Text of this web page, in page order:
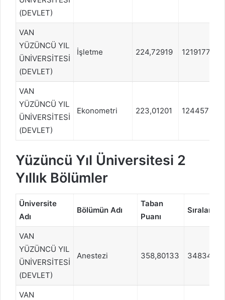
(DEVLET)
VAN
YÜZÜNCÜ YIL
ÜNİVERSİTESİ
(DEVLET)
İşletme 224,72919 1219177
VAN
YÜZÜNCÜ YIL
ÜNİVERSİTESİ
(DEVLET)
Ekonometri 223,01201 1244578
Yüzüncü Yıl Üniversitesi 2
Yıllık Bölümler
Üniversite
Adı
Bölümün Adı
Taban
Puanı
Sıralama
VAN
YÜZÜNCÜ YIL
ÜNİVERSİTESİ
(DEVLET)
Anestezi 358,80133 348345
VAN